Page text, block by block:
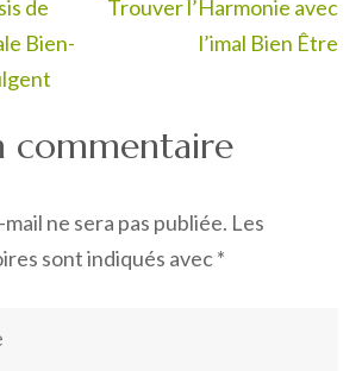
de
Bien-
Trouver l’Harmonie avec
l’imal Bien Être
commentaire
ne sera pas publiée. Les
sont indiqués avec*